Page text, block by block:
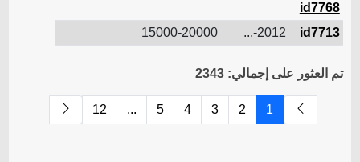
id7768
id7713
2012-...
15000-20000
تم العثور على إجمالي: 2343
1
2
3
4
5
...
12